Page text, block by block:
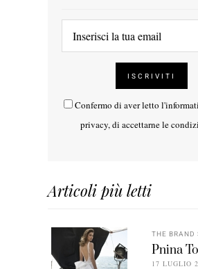
Confermo di aver letto l'
privacy, di accettarne le
Articoli più letti
THE BRAND
Pnina
17 LUGLIO